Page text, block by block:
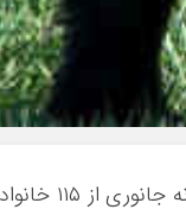
بوشهر
تهران
چهار محال و
خراسانوضعیت حیات وحش چهارمحال و بختیاری به گونه‌ای است که تاکنون در استان ۴۰۲